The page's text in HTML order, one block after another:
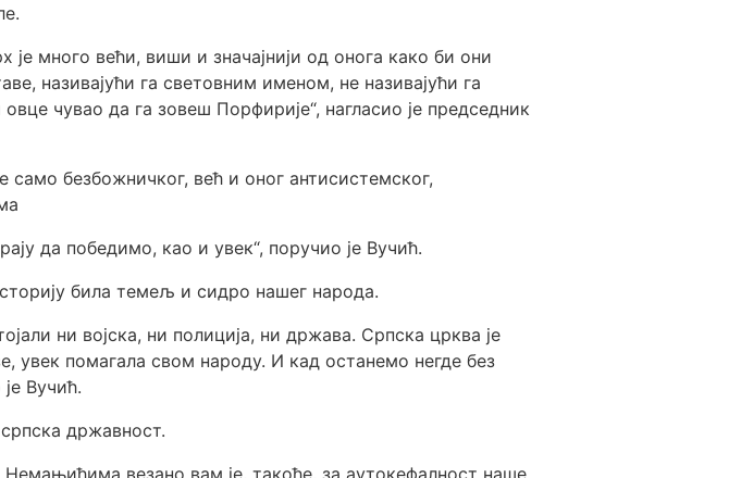
је много већи, виши и значајнији од онога како би они
називајући га световним именом, не називајући га
чувао да га зовеш Порфирије“, нагласио је председник
само безбожничког, већ и оног антисистемског,
да победимо, као и увек“, поручио је Вучић.
била темељ и сидро нашег народа.
ни војска, ни полиција, ни држава. Српска црква је
увек помагала свом народу. И кад останемо негде без
Вучић.
државност.
везано вам је, такође, за аутокефалност наше